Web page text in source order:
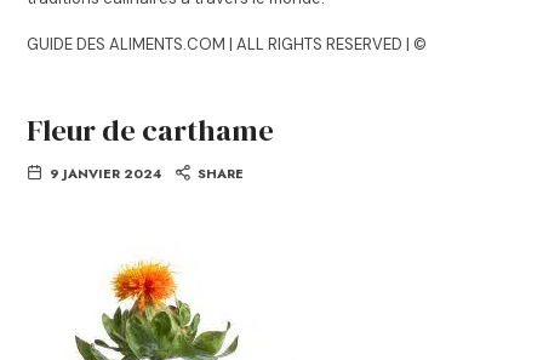
GUIDE DES ALIMENTS.COM | ALL RIGHTS RESERVED | ©
Fleur de carthame
9 JANVIER 2024 SHARE